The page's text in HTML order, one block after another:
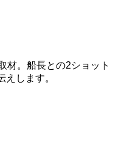
材。船長との2ショット
します。